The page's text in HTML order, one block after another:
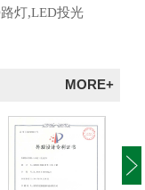
灯,LED投光
MORE+